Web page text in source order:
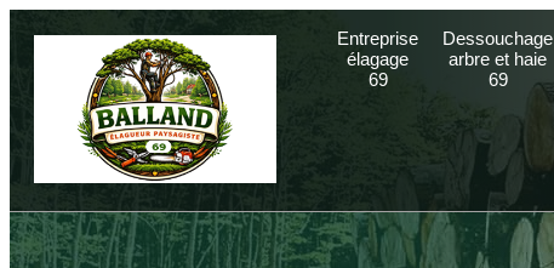
Entreprise
élagage
69
Dessouchage
arbre et haie
69